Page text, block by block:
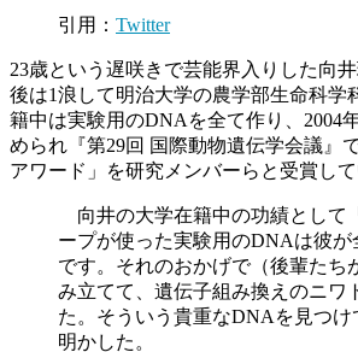
引用： Twitter
23歳という遅咲きで芸能界入りした向
後は1浪して明治大学の農学部生命科学
籍中は実験用のDNAを全て作り、2004
められ『第29回 国際動物遺伝学会議』
アワード」を研究メンバーらと受賞して
向井の大学在籍中の功績として
ープが使った実験用のDNAは彼が
です。それのおかげで（後輩たち
み立てて、遺伝子組み換えのニワ
た。そういう貴重なDNAを見つけ
明かした。